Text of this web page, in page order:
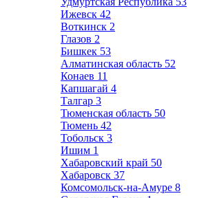
Ижевск 42
Воткинск 2
Глазов 2
Бишкек 53
Алматинская область 52
Конаев 11
Капшагай 4
Талгар 3
Тюменская область 50
Тюмень 42
Тобольск 3
Ишим 1
Хабаровский край 50
Хабаровск 37
Комсомольск-на-Амуре 8